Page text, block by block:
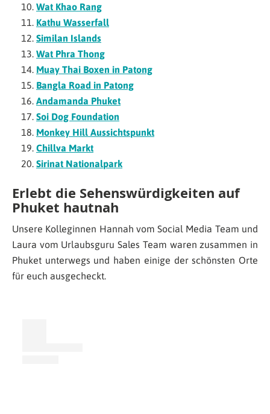
Wat Khao Rang
Kathu Wasserfall
Similan Islands
Wat Phra Thong
Muay Thai Boxen in Patong
Bangla Road in Patong
Andamanda Phuket
Soi Dog Foundation
Monkey Hill Aussichtspunkt
Chillva Markt
Sirinat Nationalpark
Erlebt die Sehenswürdigkeiten auf
Phuket hautnah
Unsere Kolleginnen Hannah vom Social Media Team und
Laura vom Urlaubsguru Sales Team waren zusammen in
Phuket unterwegs und haben einige der schönsten Orte
für euch ausgecheckt.